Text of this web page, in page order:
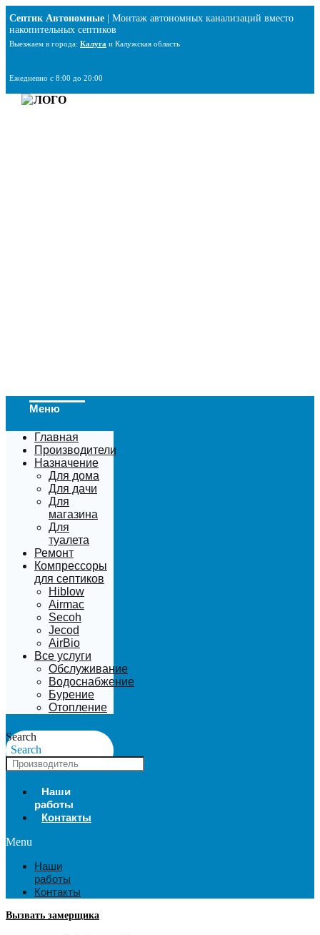
к
содержимому
Септик Автономные | Монтаж автономных канализаций вместо
накопительных септиков
Выезжаем в города: Калуга и Калужская область
Ежедневно с 8:00 до 20:00
Меню
Главная
Производители
Назначение
Для дома
Для дачи
Для
магазина
Для
туалета
Ремонт
Компрессоры
для септиков
Hiblow
Airmac
Secoh
Jecod
AirBio
Все услуги
Обслуживание
Водоснабжение
Бурение
Отопление
Search
Search
Наши
работы
Контакты
Menu
Наши
работы
Контакты
Вызвать замерщика